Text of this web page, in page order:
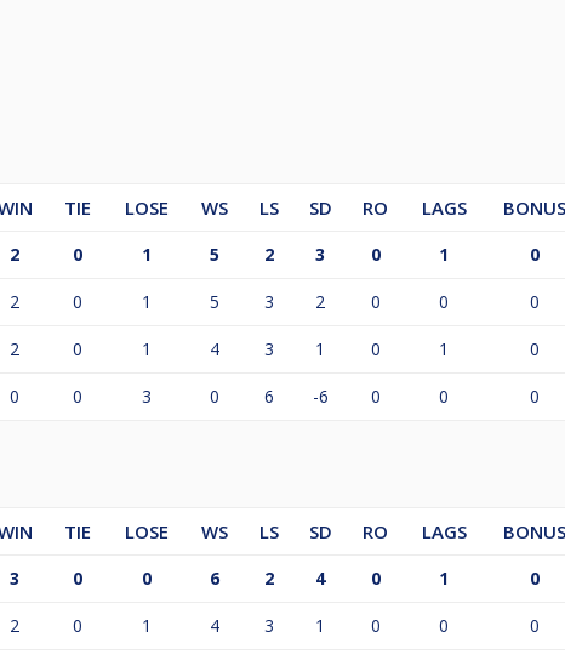
TIE LOSE WS LS SD RO LAGS BONUS
2 0 1 5 2 3 0 1 0
2 0 1 5 3 2 0 0 0
2 0 1 4 3 1 0 1 0
0 0 3 0 6 -6 0 0 0
TIE LOSE WS LS SD RO LAGS BONUS
3 0 0 6 2 4 0 1 0
2 0 1 4 3 1 0 0 0